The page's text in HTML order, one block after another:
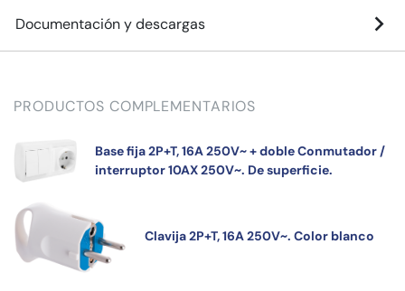
Documentación y descargas
PRODUCTOS COMPLEMENTARIOS
Base fija 2P+T, 16A 250V~ + doble Conmutador /
interruptor 10AX 250V~. De superficie.
Clavija 2P+T, 16A 250V~. Color blanco